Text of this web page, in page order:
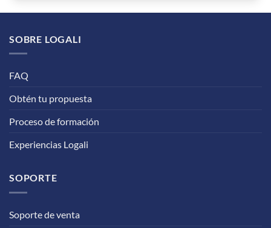
SOBRE LOGALI
FAQ
Obtén tu propuesta
Proceso de formación
Experiencias Logali
SOPORTE
Soporte de venta